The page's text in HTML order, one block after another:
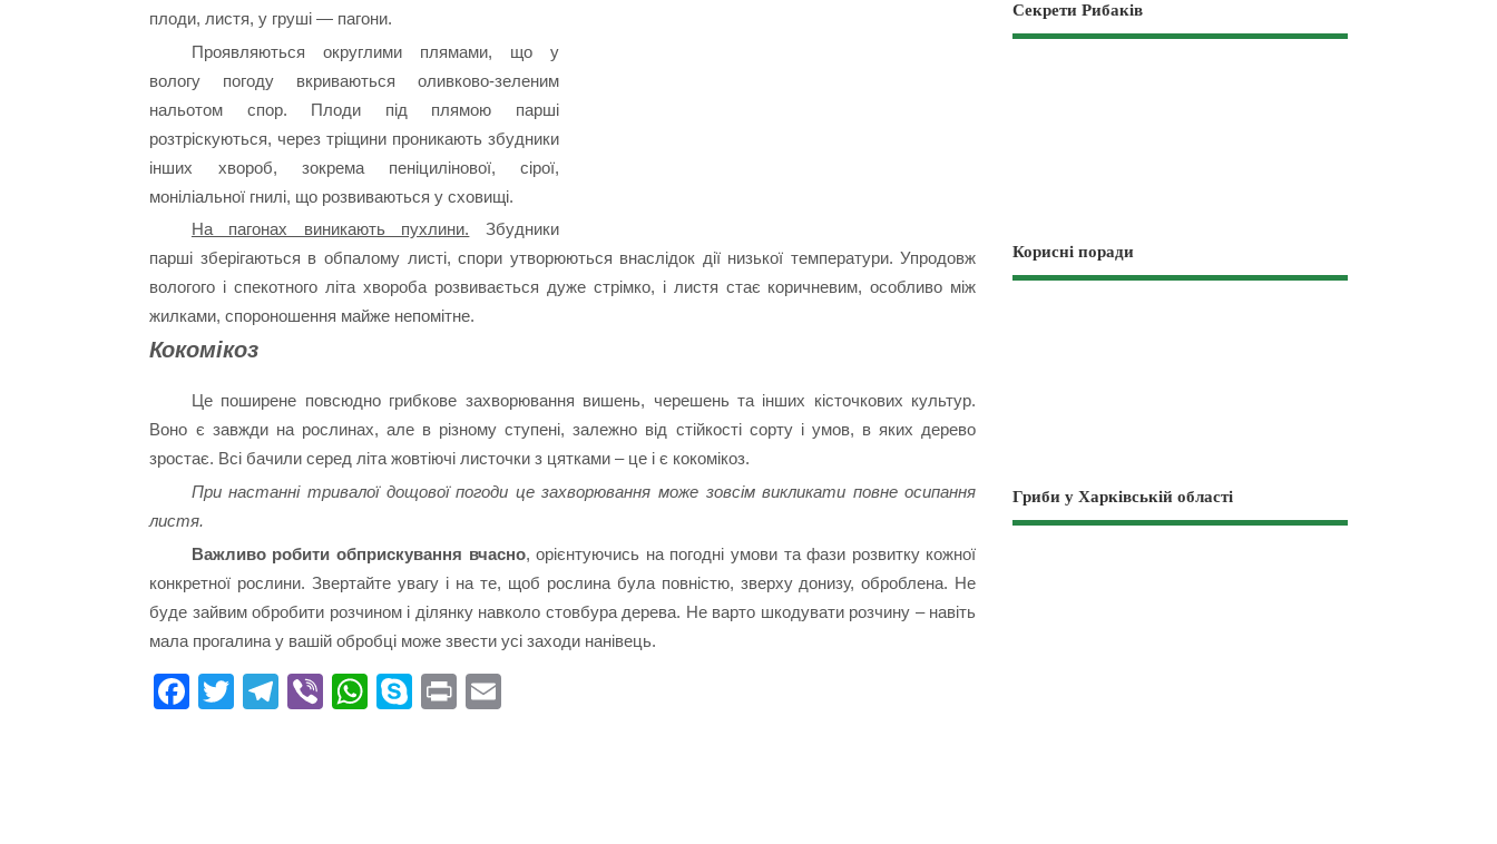
плоди, листя, у гру­ші — пагони.
Проявляються округ­лими плямами, що у
вологу пого­ду вкриваються оливково-зеле­ним
нальотом спор. Плоди під плямою парші
розтріскуються, через тріщини проникають збуд­ники
інших хвороб, зокрема пеніцилінової, сірої,
моніліальної гни­лі, що розвиваються у сховищі.
На пагонах виникають пухлини. Збуд­ники
парші зберігаються в обпалому листі, спори утворюються внаслідок дії низької температури. Упродовж
вологого і спекотного літа хвороба розвивається дуже стрімко, і листя стає коричневим, особливо між
жилками, спороношення майже непомітне.
Кокомікоз
Це поширене повсюдно грибкове захворювання вишень, черешень та інших кісточкових культур.
Воно є завжди на рослинах, але в різному ступені, залежно від стійкості сорту і умов, в яких дерево
зростає. Всі бачили серед літа жовтіючі листочки з цятками – це і є кокомікоз.
При настанні тривалої дощової погоди це захворювання може зовсім викликати повне осипання
листя.
Важливо робити обприскування вчасно, орієнтуючись на погодні умови та фази розвитку кожної
конкретної рослини. Звертайте увагу і на те, щоб рослина була повністю, зверху донизу, оброблена. Не
буде зайвим обробити розчином і ділянку навколо стовбура дерева. Не варто шкодувати розчину – навіть
мала прогалина у вашій обробці може звести усі заходи нанівець.
Fa T
Te Vi
W
S
Pr
Секрети Рибаків
Корисні поради
Гриби у Харківській області